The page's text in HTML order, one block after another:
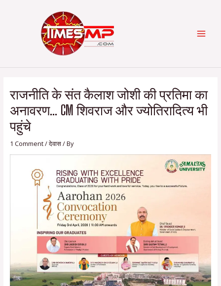
राजनीति के संत कैलाश जोशी की प्रतिमा का
अनावरण… CM शिवराज और ज्योतिरादित्य भी
पहुंचे
1 Comment/देवास/ By
navigation